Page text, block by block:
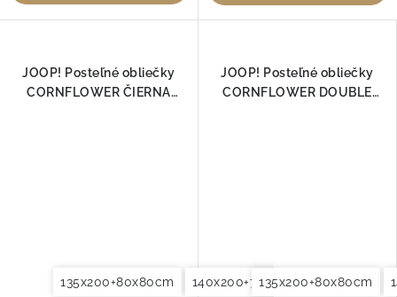
JOOP! Posteľné obliečky
CORNFLOWER ČIERNA
135x200+80x80cm 140x200+70x90cm
JOOP! Posteľné obliečky
CORNFLOWER DOUBLE
135x200+80x80cm